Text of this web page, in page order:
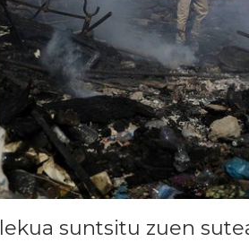
suntsitu zuen